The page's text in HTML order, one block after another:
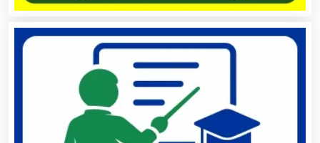
Carpinterías
Centros Comerciales
Centros de Espectáculos